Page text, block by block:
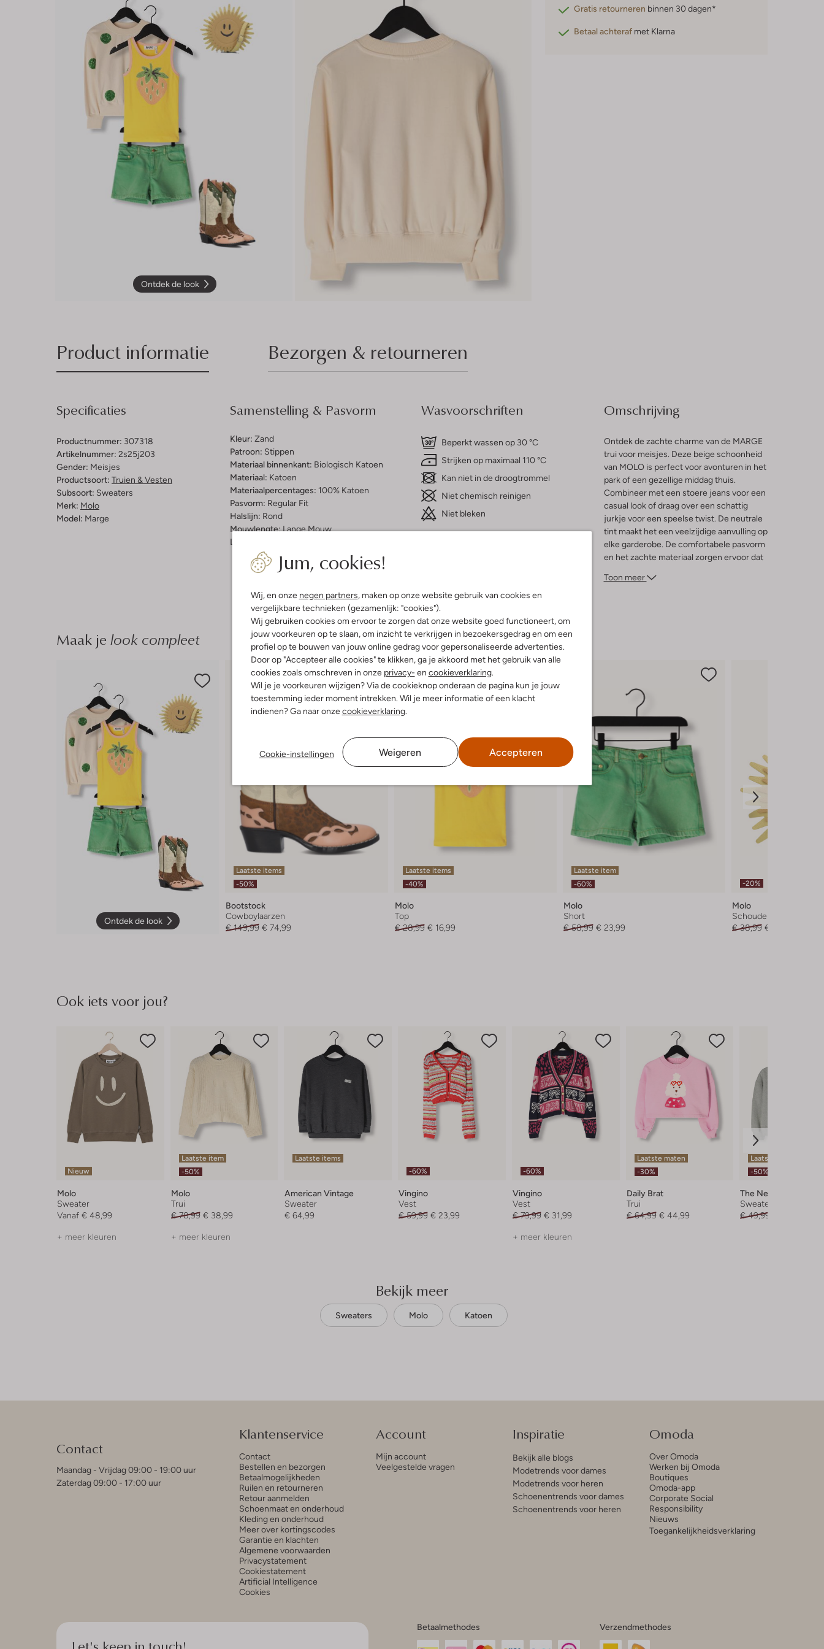
Jum, cookies!
Wij, en onze negen partners, maken op onze website gebruik van cookies en
vergelijkbare technieken (gezamenlijk: "cookies").
Wij gebruiken cookies om ervoor te zorgen dat onze website goed functioneert, om
jouw voorkeuren op te slaan, om inzicht te verkrijgen in bezoekersgedrag en om een
profiel op te bouwen van jouw online gedrag voor gepersonaliseerde advertenties.
Door op "Accepteer alle cookies" te klikken, ga je akkoord met het gebruik van alle
cookies zoals omschreven in onze privacy- en cookieverklaring.
Wil je je voorkeuren wijzigen? Via de cookieknop onderaan de pagina kun je jouw
toestemming ieder moment intrekken. Wil je meer informatie of een klacht
indienen? Ga naar onzecookieverklaring.
Cookie-instellingen Weigeren Accepteren
Ontdek de look
Gratis retourneren binnen 30 dagen*
Betaal achteraf met Klarna
Product informatie Bezorgen & retourneren
Specificaties
Productnummer: 307318
Artikelnummer: 2s25j203
Gender: Meisjes
Productsoort: Truien & Vesten
Subsoort: Sweaters
Merk: Molo
Model: Marge
Samenstelling & Pasvorm
Kleur: Zand
Patroon: Stippen
Materiaal binnenkant: Biologisch Katoen
Materiaal: Katoen
Materiaalpercentages: 100% Katoen
Pasvorm: Regular Fit
Halslijn: Rond
Mouwlengte:Lange Mouw
Lengte:
Wasvoorschriften
Beperkt wassen op 30 °C
Strijken op maximaal 110 °C
Kan niet in de droogtrommel
Niet chemisch reinigen
Niet bleken
Omschrijving
Ontdek de zachte charme van de MARGE
trui voor meisjes. Deze beige schoonheid
van MOLO is perfect voor avonturen in het
park of een gezellige middag thuis.
Combineer met een stoere jeans voor een
casual look of draag over een schattig
jurkje voor een speelse twist. De neutrale
tint maakt het een veelzijdige aanvulling op
elke garderobe. De comfortabele pasvorm
en het zachte materiaal zorgen ervoor dat
Laat haar stralen in stijl en comfort met
Toon meer
Maak je look compleet
Ontdek de look
Laatste items
-50%
Bootstock
Cowboylaarzen
€ 149,99 € 74,99
Laatste items
-40%
Molo
Top
€ 28,99 € 16,99
Laatste item
-60%
Molo
Short
€ 58,99 € 23,99
-20%
Molo
Schoudertas
€ 38,99 € 30,99
Ook iets voor jou?
Nieuw
Molo
Sweater
Vanaf € 48,99
+ meer kleuren
Laatste item
-50%
Molo
Trui
€ 78,99 € 38,99
+ meer kleuren
Laatste items
American Vintage
Sweater
€ 64,99
-60%
Vingino
Vest
€ 59,99 € 23,99
-60%
Vingino
Vest
€ 79,99 € 31,99
+ meer kleuren
Laatste maten
-30%
Daily Brat
Trui
€ 64,99 € 44,99
Laatste items
-50%
The New
Sweater
€ 49,99
Bekijk meer
Sweaters Molo Katoen
Contact
Maandag - Vrijdag 09:00 - 19:00 uur
Zaterdag 09:00 - 17:00 uur
Klantenservice
Contact
Bestellen en bezorgen
Betaalmogelijkheden
Ruilen en retourneren
Retour aanmelden
Schoenmaat en onderhoud
Kleding en onderhoud
Meer over kortingscodes
Garantie en klachten
Algemene voorwaarden
Privacystatement
Cookiestatement
Artificial Intelligence
Cookies
Account
Mijn account
Veelgestelde vragen
Inspiratie
Bekijk alle blogs
Modetrends voor dames
Modetrends voor heren
Schoenentrends voor dames
Schoenentrends voor heren
Omoda
Over Omoda
Werken bij Omoda
Boutiques
Omoda-app
Corporate Social
Responsibility
Nieuws
Toegankelijkheidsverklaring
Betaalmethodes Verzendmethodes